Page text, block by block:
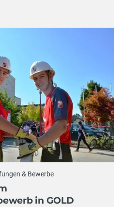
& Bewerbe
in GOLD